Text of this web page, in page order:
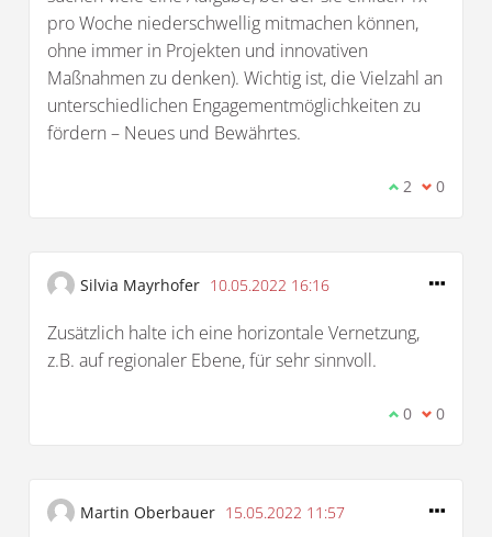
pro Woche niederschwellig mitmachen können,
ohne immer in Projekten und innovativen
Maßnahmen zu denken). Wichtig ist, die Vielzahl an
unterschiedlichen Engagementmöglichkeiten zu
fördern – Neues und Bewährtes.
Ich stimme
2 Ich bin
0
Silvia Mayrhofer 10.05.2022 16:16
Zusätzlich halte ich eine horizontale Vernetzung,
z.B. auf regionaler Ebene, für sehr sinnvoll.
Ich stimme
0 Ich bin
0
Martin Oberbauer 15.05.2022 11:57